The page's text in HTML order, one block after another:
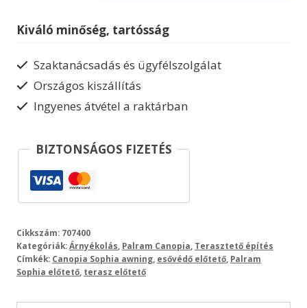
előtető
bejárati
mennyiség
Kiváló minőség, tartósság
Szaktanácsadás és ügyfélszolgálat
Országos kiszállítás
Ingyenes átvétel a raktárban
BIZTONSÁGOS FIZETÉS
Cikkszám: 707400
Kategóriák:Árnyékolás Palram Canopia Terasztető építés
Címkék: Canopia Sophia awning esővédő előtető Palram
Sophia előtető terasz előtető